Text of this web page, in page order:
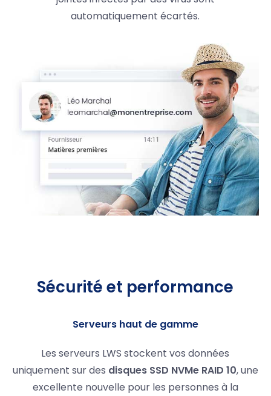
automatiquement écartés.
Sécurité et performance
Serveurs haut de gamme
Les serveurs LWS stockent vos données
uniquement sur des disques SSD NVMe RAID 10, une
excellente nouvelle pour les personnes à la